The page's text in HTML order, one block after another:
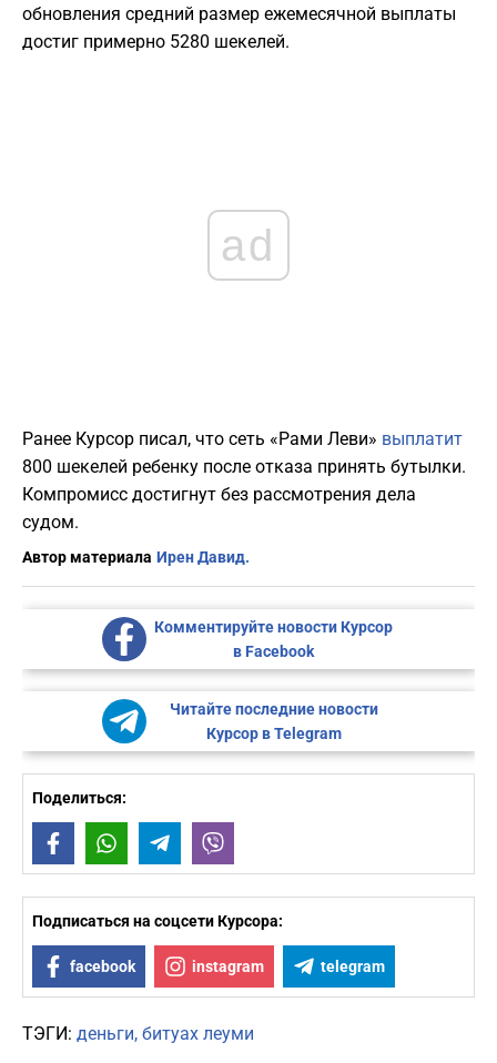
обновления средний размер ежемесячной выплаты
достиг примерно 5280 шекелей.
ad
Ранее Курсор писал, что сеть «Рами Леви» выплатит
800 шекелей ребенку после отказа принять бутылки.
Компромисс достигнут без рассмотрения дела
судом.
Автор материала Ирен Давид.
Комментируйте новости Курсор
в Facebook
Читайте последние новости
Курсор в Telegram
Поделиться:
FacebookWhatsAppTelegram
Подписаться на соцсети Курсора:
facebook instagram telegram
ТЭГИ: деньги битуах леуми